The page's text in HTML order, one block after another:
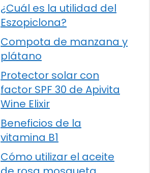
¿Cuál es la utilidad del
Eszopiclona?
Compota de manzana y
plátano
Protector solar con
factor SPF 30 de Apivita
Wine Elixir
Beneficios de la
vitamina B1
Cómo utilizar el aceite